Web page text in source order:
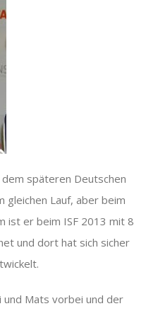
späteren Deutschen
gleichen Lauf, aber beim
ist er beim ISF 2013 mit 8
und dort hat sich sicher
Mats vorbei und der